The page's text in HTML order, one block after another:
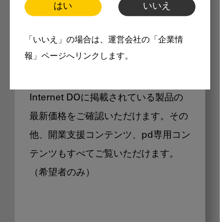
はい いいえ
「いいえ」の場合は、運営会社の「企業情
報」ページへリンクします。
製品価格も閲覧可能
Internet DOに掲載されている製品の
最新価格をご確認いただけます。その
他、開業支援コンテンツ、pd専用コン
テンツもすべてご覧いただけます。
（希望者のみ）